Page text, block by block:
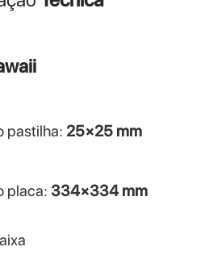
pastilha: 25×25 mm
placa: 334×334 mm